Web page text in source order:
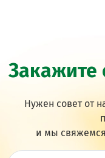
Закажите
Нужен совет от
и мы